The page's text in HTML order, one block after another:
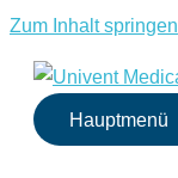
Zum Inhalt springen
Hauptmenü